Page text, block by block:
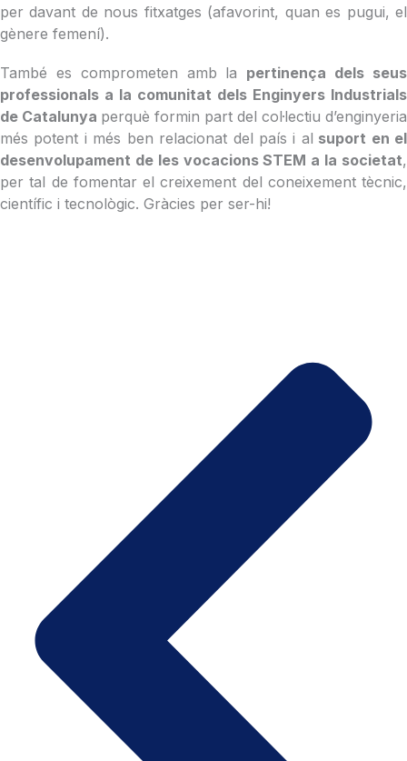
per davant de nous fitxatges (afavorint, quan es pugui, el
gènere femení).
També es comprometen amb la pertinença dels seus
professionals a la comunitat dels Enginyers Industrials
de Catalunya perquè formin part del col·lectiu d’enginyeria
més potent i més ben relacionat del país i al suport en el
desenvolupament de les vocacions STEM a la societat,
per tal de fomentar el creixement del coneixement tècnic,
científic i tecnològic. Gràcies per ser-hi!